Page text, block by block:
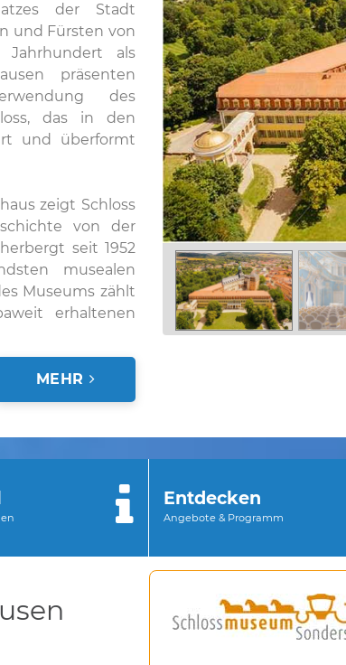
der Stadt
und Fürsten von
Jahrhundert als
präsenten
des
das in den
und überformt
zeigt Schloss
von der
seit 1952
musealen
Museums zählt
erhaltenen
MEHR
Entdecken
Angebote & Programm